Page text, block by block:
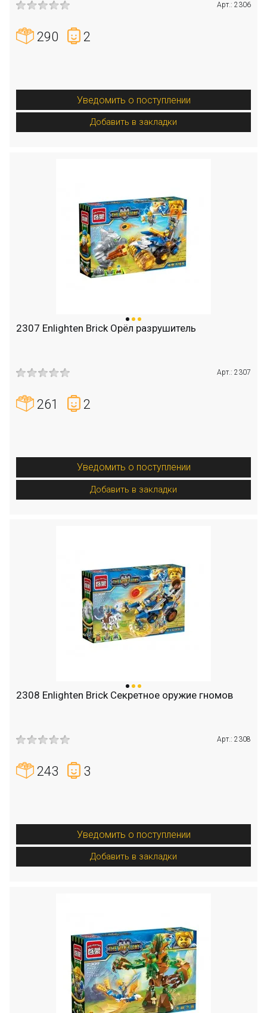
Арт.: 2306
290 2
Уведомить о поступлении
Добавить в закладки
2307 Enlighten Brick Орёл разрушитель
Арт.: 2307
261 2
Уведомить о поступлении
Добавить в закладки
2308 Enlighten Brick Секретное оружие гномов
Арт.: 2308
243 3
Уведомить о поступлении
Добавить в закладки